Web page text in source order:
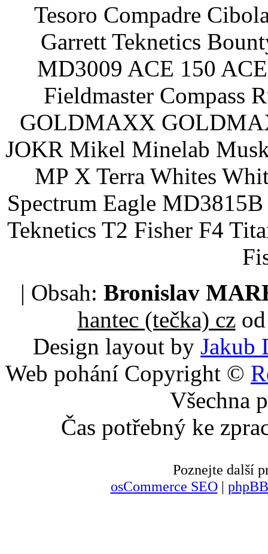
Tesoro Compadre
Garrett Teknetics
MD3009 ACE 150
Fieldmaster Compass
GOLDMAXX
JOKR Mikel Minelab
MP X Terra Whites
Spectrum Eagle
Teknetics T2 Fisher F4
| Obsah: Bronislav
hantec (tečka) czod
Design layout by Jakub
Web pohání Copyright ©
Všechna
Čas potřebný ke
Poznejte další
osCommerce SEO|